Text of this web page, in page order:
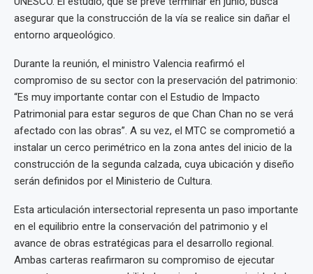
asegurar que la construcción de la vía se realice sin dañar el
entorno arqueológico.
Durante la reunión, el ministro Valencia reafirmó el
compromiso de su sector con la preservación del patrimonio:
“Es muy importante contar con el Estudio de Impacto
Patrimonial para estar seguros de que Chan Chan no se verá
afectado con las obras”. A su vez, el MTC se comprometió a
instalar un cerco perimétrico en la zona antes del inicio de la
construcción de la segunda calzada, cuya ubicación y diseño
serán definidos por el Ministerio de Cultura.
Esta articulación intersectorial representa un paso importante
en el equilibrio entre la conservación del patrimonio y el
avance de obras estratégicas para el desarrollo regional.
Ambas carteras reafirmaron su compromiso de ejecutar